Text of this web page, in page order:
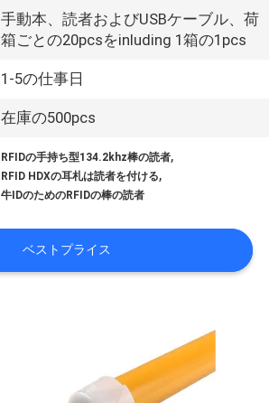
手動本、読者およびUSBケーブル、荷
箱ごとの20pcsをinluding 1箱の1pcs
1-5の仕事日
在庫の500pcs
RFIDの手持ち型134.2khz棒の読者,
RFID HDXの耳札は読者を付ける,
牛IDのためのRFIDの棒の読者
ベストプライス